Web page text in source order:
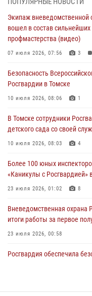
только часть товара
Сотрудники Росгвардии в
29 июля 2026, 00:41
Росгвардия обеспечила
28 июля 2026, 00:33
Сотрудники
Экипаж вневедомственной
вошел в состав
профмастерства (видео)
07 июля 2026, 07:56 3
Безопасность
Росгвардии в Томске
10 июля 2026, 08:06 1
В Томске сотрудники
детского сада со своей
10 июля 2026, 08:03 4
Более 100 юных
«Каникулы с Росгвардией»
23 июля 2026, 01:02 8
Вневедомственная охрана
итоги работы за первое
23 июля 2026, 00:58
Росгвардия обеспечила